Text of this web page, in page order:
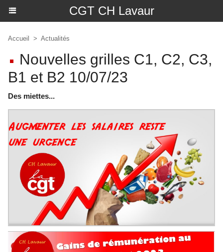
CGT CH Lavaur
Accueil > Actualités
Nouvelles grilles C1, C2, C3,
B1 et B2 10/07/23
Des miettes...